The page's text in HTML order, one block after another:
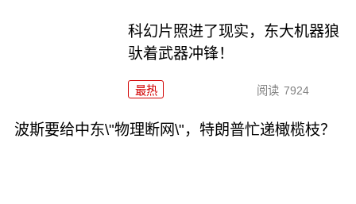
科幻片照进了现实，东大机器狼
驮着武器冲锋！
最热 阅读 7924
波斯要给中东\"物理断网\"，特朗普忙递橄榄枝？